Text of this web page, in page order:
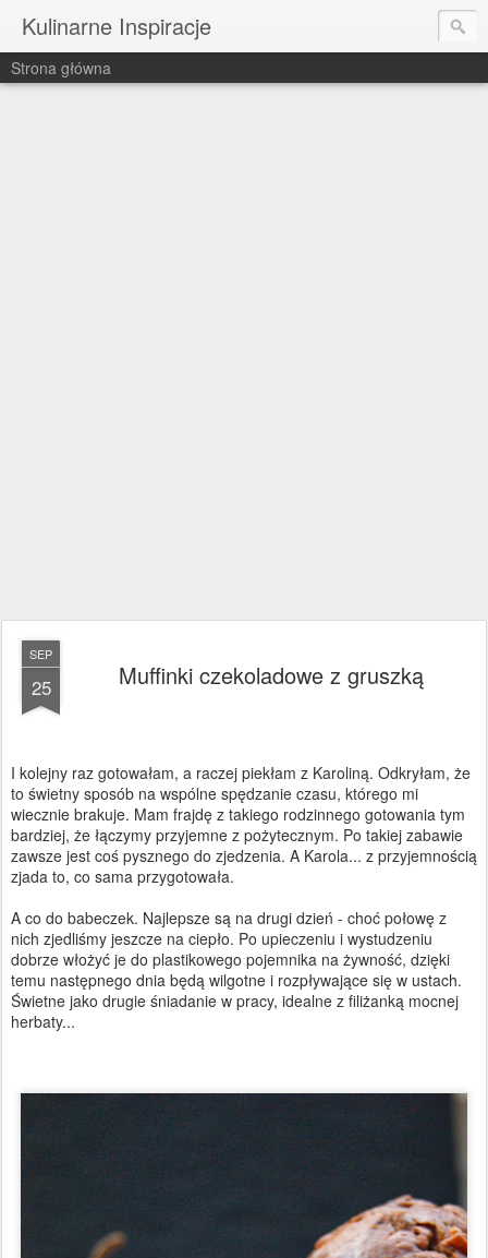
Kulinarne Inspiracje
Strona główna
SEP
25 Muffinki czekoladowe z gruszką
I kolejny raz gotowałam, a raczej piekłam z Karoliną. Odkryłam, że
to świetny sposób na wspólne spędzanie czasu, którego mi
wiecznie brakuje. Mam frajdę z takiego rodzinnego gotowania tym
bardziej, że łączymy przyjemne z pożytecznym. Po takiej zabawie
zawsze jest coś pysznego do zjedzenia. A Karola... z przyjemnością
zjada to, co sama przygotowała.
A co do babeczek. Najlepsze są na drugi dzień - choć połowę z
nich zjedliśmy jeszcze na ciepło. Po upieczeniu i wystudzeniu
dobrze włożyć je do plastikowego pojemnika na żywność, dzięki
temu następnego dnia będą wilgotne i rozpływające się w ustach.
Świetne jako drugie śniadanie w pracy, idealne z filiżanką mocnej
herbaty...